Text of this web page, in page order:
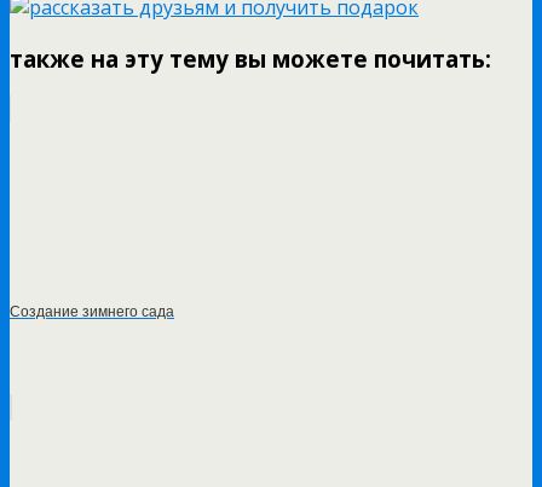
также на эту тему вы можете почитать:
Создание зимнего сада